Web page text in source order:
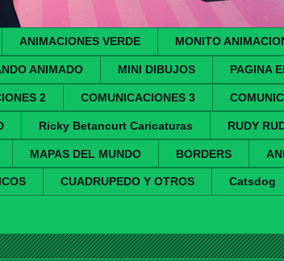
ANIMACIONES VERDE MONITO
ANIMADO MINI DIBUJOS PAGINA
2 COMUNICACIONES 3
Ricky Betancurt Caricaturas RUDY
MAPAS DEL MUNDO BORDERS
CUADRUPEDO Y OTROS Catsdog